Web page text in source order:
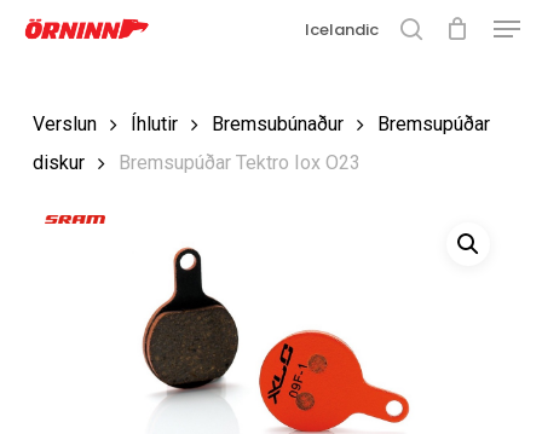
Fara
Loka
Icelandic
Verslun Íhlutir Bremsubúnaður
Bremsupúðar
diskur
Bremsupúðar Tektro Iox O23